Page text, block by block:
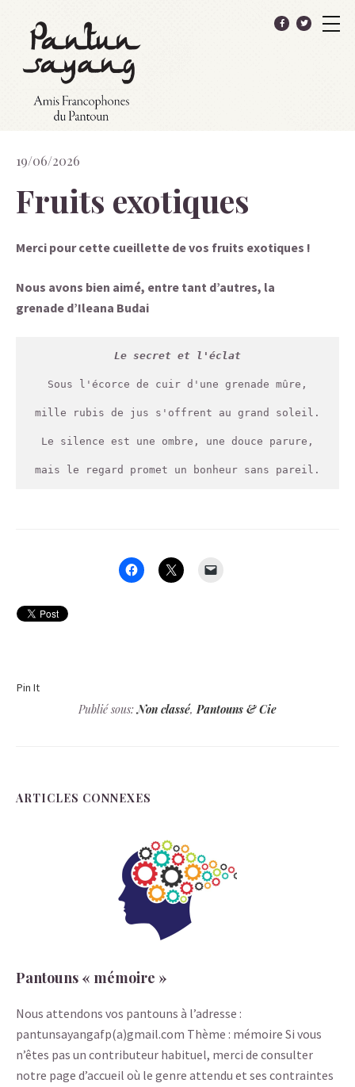
19/06/2026
Fruits exotiques
Merci pour cette cueillette de vos fruits exotiques !
Nous avons bien aimé, entre tant d’autres, la
grenade d’Ileana Budai
Le secret et l'éclat
Sous l'écorce de cuir d'une grenade mûre,
mille rubis de jus s'offrent au grand soleil.
Le silence est une ombre, une douce parure,
mais le regard promet un bonheur sans pareil.
Pin It
Publié sous:Non classé,Pantouns & Cie
ARTICLES CONNEXES
Pantouns « mémoire »
Nous attendons vos pantouns à l’adresse :
pantunsayangafp(a)gmail.com Thème : mémoire Si vous
n’êtes pas un contributeur habituel, merci de consulter
notre page d’accueil où le genre attendu et ses contraintes